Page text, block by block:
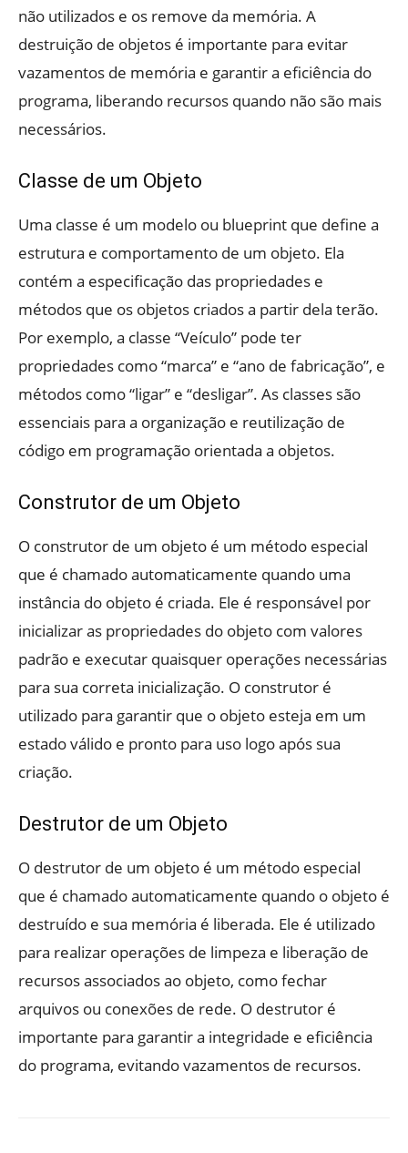
não utilizados e os remove da memória. A
destruição de objetos é importante para evitar
vazamentos de memória e garantir a eficiência do
programa, liberando recursos quando não são mais
necessários.
Classe de um Objeto
Uma classe é um modelo ou blueprint que define a
estrutura e comportamento de um objeto. Ela
contém a especificação das propriedades e
métodos que os objetos criados a partir dela terão.
Por exemplo, a classe “Veículo” pode ter
propriedades como “marca” e “ano de fabricação”, e
métodos como “ligar” e “desligar”. As classes são
essenciais para a organização e reutilização de
código em programação orientada a objetos.
Construtor de um Objeto
O construtor de um objeto é um método especial
que é chamado automaticamente quando uma
instância do objeto é criada. Ele é responsável por
inicializar as propriedades do objeto com valores
padrão e executar quaisquer operações necessárias
para sua correta inicialização. O construtor é
utilizado para garantir que o objeto esteja em um
estado válido e pronto para uso logo após sua
criação.
Destrutor de um Objeto
O destrutor de um objeto é um método especial
que é chamado automaticamente quando o objeto é
destruído e sua memória é liberada. Ele é utilizado
para realizar operações de limpeza e liberação de
recursos associados ao objeto, como fechar
arquivos ou conexões de rede. O destrutor é
importante para garantir a integridade e eficiência
do programa, evitando vazamentos de recursos.